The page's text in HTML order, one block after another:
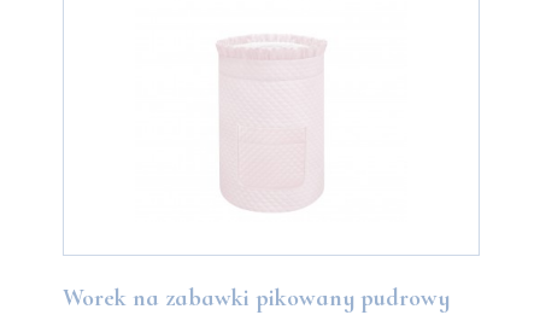
Worek na zabawki pikowany pudrowy